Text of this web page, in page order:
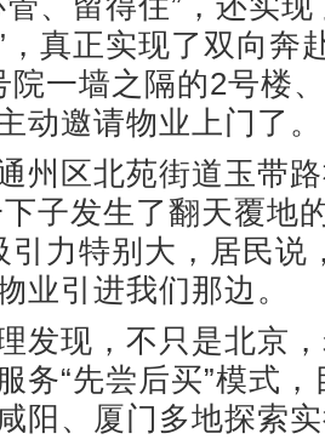
，真正实现了双向奔
院一墙之隔的2号楼
动邀请物业上门了。
区北苑街道玉带路
子发生了翻天覆地
引力特别大，居民说
业引进我们那边。
现，不只是北京，
务“先尝后买”模式
阳、厦门多地探索